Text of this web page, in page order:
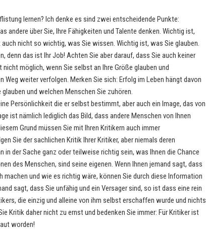
lernen? Ich denke es sind zwei entscheidende Punkte:
andere über Sie, Ihre Fähigkeiten und Talente denken. Wichtig ist,
nicht so wichtig, was Sie wissen. Wichtig ist, was Sie glauben.
denn das ist Ihr Job! Achten Sie aber darauf, dass Sie auch keiner
möglich, wenn Sie selbst an Ihre Größe glauben und
Weg weiter verfolgen. Merken Sie sich: Erfolg im Leben hängt davon
und welchen Menschen Sie zuhören.
Persönlichkeit die er selbst bestimmt, aber auch ein Image, das von
ist nämlich lediglich das Bild, dass andere Menschen von Ihnen
Grund müssen Sie mit Ihren Kritikern auch immer
Sie der sachlichen Kritik Ihrer Kritiker, aber niemals deren
in der Sache ganz oder teilweise richtig sein, was Ihnen die Chance
des Menschen, sind seine eigenen. Wenn Ihnen jemand sagt, dass
und wie es richtig wäre, können Sie durch diese Information
sagt, dass Sie unfähig und ein Versager sind, so ist dass eine rein
die einzig und alleine von ihm selbst erschaffen wurde und nichts
Kritik daher nicht zu ernst und bedenken Sie immer: Für Kritiker ist
worden!